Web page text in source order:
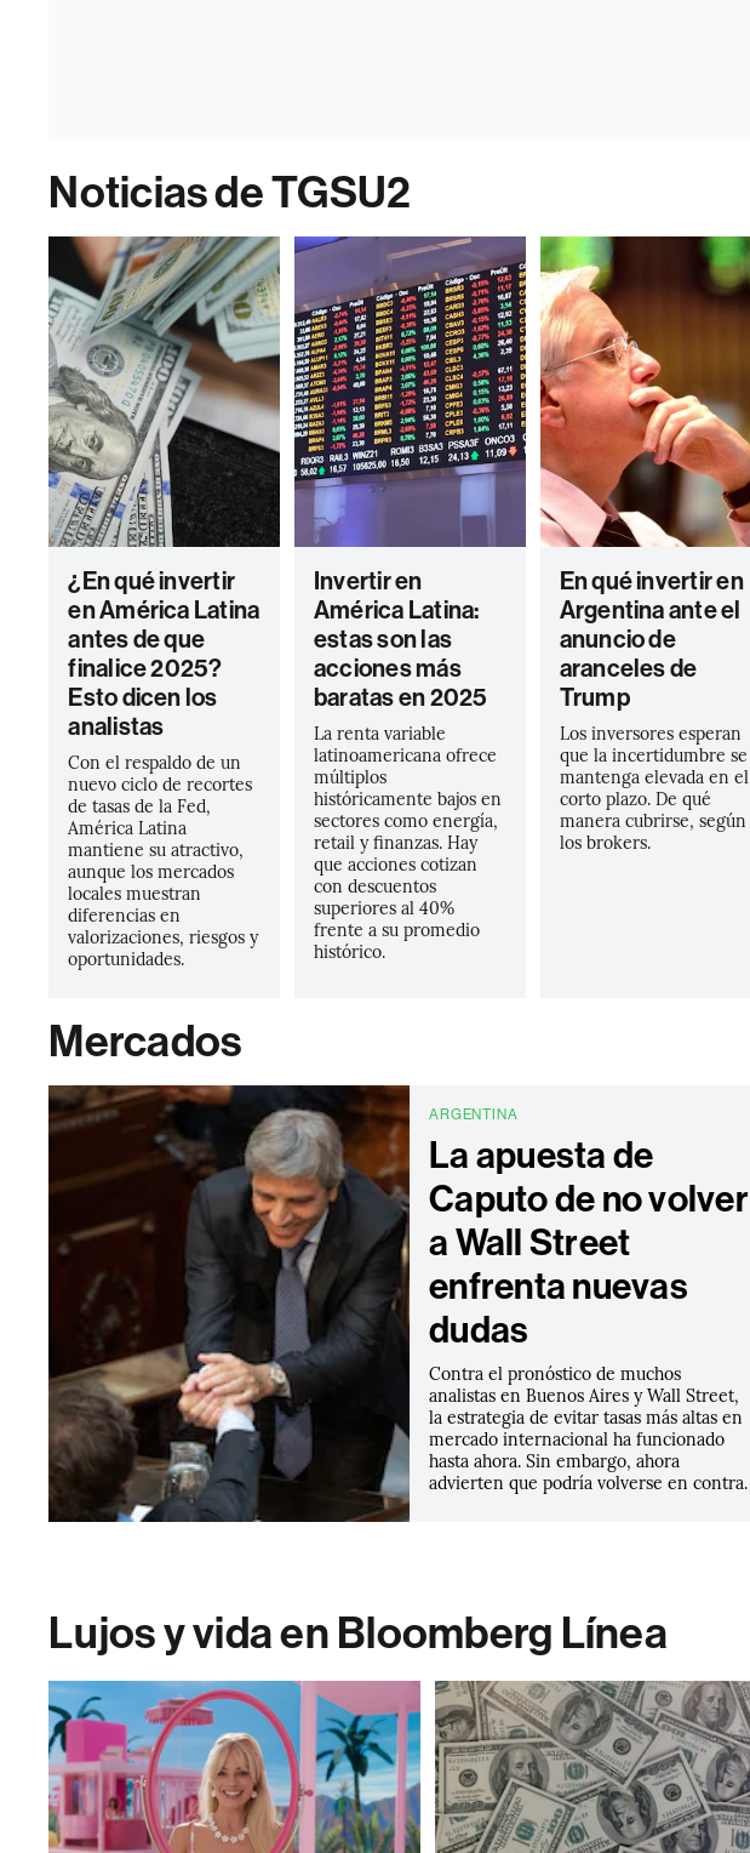
Noticias de TGSU2
¿En qué invertir
en América Latina
antes de que
finalice 2025?
Esto dicen los
analistas
Con el respaldo de un
nuevo ciclo de recortes
de tasas de la Fed,
América Latina
mantiene su atractivo,
aunque los mercados
locales muestran
diferencias en
valorizaciones, riesgos y
oportunidades.
Invertir en
América Latina:
estas son las
acciones más
baratas en 2025
La renta variable
latinoamericana ofrece
múltiplos
históricamente bajos en
sectores como energía,
retail y finanzas. Hay
que acciones cotizan
con descuentos
superiores al 40%
frente a su promedio
histórico.
En qué invertir en
Argentina ante el
anuncio de
aranceles de
Trump
Los inversores esperan
que la incertidumbre se
mantenga elevada en el
corto plazo. De qué
manera cubrirse, según
los brokers.
Mercados
ARGENTINA
La apuesta de
Caputo de no volver
a Wall Street
enfrenta nuevas
dudas
Contra el pronóstico de muchos
analistas en Buenos Aires y Wall Street,
la estrategia de evitar tasas más altas en
mercado internacional ha funcionado
hasta ahora. Sin embargo, ahora
advierten que podría volverse en contra.
Lujos y vida en Bloomberg Línea